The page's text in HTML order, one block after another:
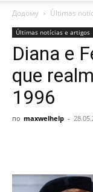
Додому Últimas
Últimas notícias e artigos
Diana e
que
1996
по maxwelhelp -